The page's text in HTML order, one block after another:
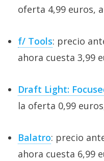
oferta 4,99 euros,
f/ Tools: precio
ahora cuesta 3,99
Draft Light:
la oferta 0,99
Balatro: precio
ahora cuesta 6,99